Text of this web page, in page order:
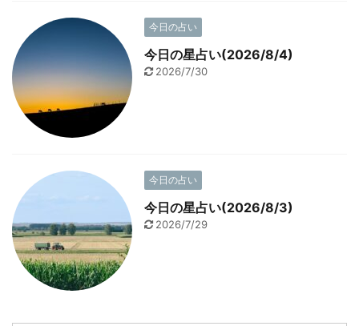
今日の占い
今日の星占い(2026/8/4)
2026/7/30
今日の占い
今日の星占い(2026/8/3)
2026/7/29